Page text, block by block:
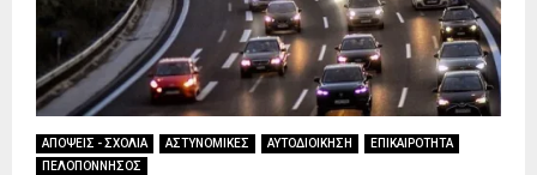
ΑΠΟΨΕΙΣ - ΣΧΟΛΙΑ ΑΣΤΥΝΟΜΙΚΕΣ ΑΥΤΟΔΙΟΙΚΗΣΗ
ΕΠΙΚΑΙΡΟΤΗΤΑ
ΠΕΛΟΠΟΝΝΗΣΟΣ